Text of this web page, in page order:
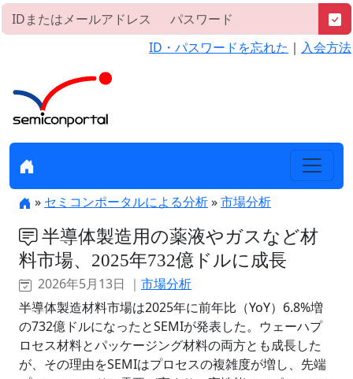
ID・パスワードを忘れた ｜ 入会方法
» セミコンポータルによる分析»市場分析
半導体製造用の薬液やガスなど材
料市場、2025年732億ドルに成長
2026年5月13日 ｜ 市場分析
半導体製造材料市場は2025年に前年比（YoY）6.8%増
の732億ドルになったとSEMIが発表した。ウェーハプ
ロセス材料とパッケージング材料の両方とも成長した
が、その理由をSEMIはプロセスの複雑度が増し、先端